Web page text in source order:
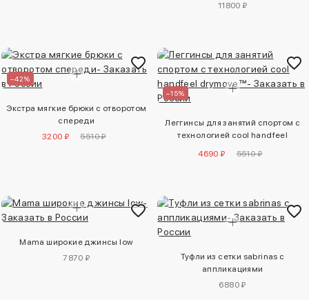
11800 ₽
–42%
Экстра мягкие брюки с отворотом
спереди
3200 ₽
5510 ₽
–15%
Леггинсы для занятий спортом с
технологией cool handfeel
4690 ₽ 5510 ₽
Mama широкие джинсы low
7870 ₽
Туфли из сетки sabrinas с
аппликациями
6880 ₽